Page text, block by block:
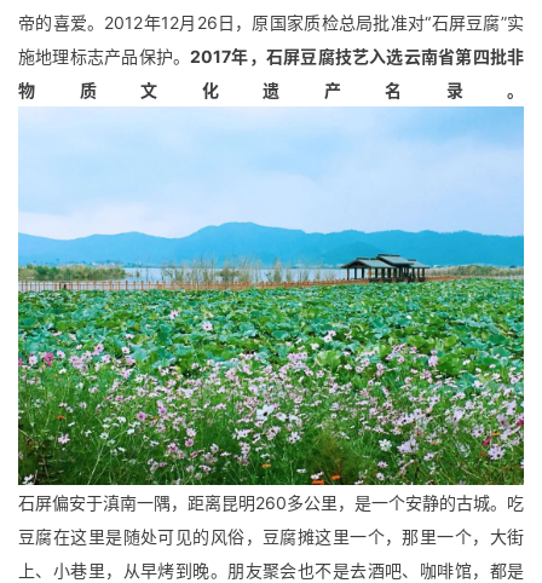
帝的喜爱。2012年12月26日，原国家质检总局批准对“石屏豆腐”实
施地理标志产品保护。2017年，石屏豆腐技艺入选云南省第四批非
物质文化遗产名录。
石屏偏安于滇南一隅，距离昆明260多公里，是一个安静的古城。 吃
豆腐在这里是随处可见的风俗，豆腐摊这里一个，那里一个，大街
上、小巷里，从早烤到晚。朋友聚会也不是去酒吧、咖啡馆，都是